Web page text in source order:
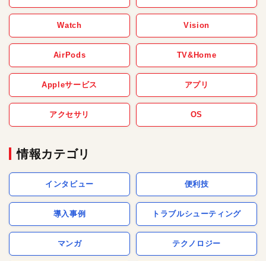
Watch Vision
AirPods TV&Home
Appleサービス アプリ
アクセサリ OS
情報カテゴリ
インタビュー 便利技
導入事例 トラブルシューティング
マンガ テクノロジー